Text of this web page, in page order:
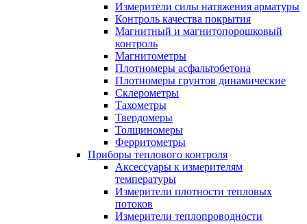
Измерители силы натяжения арматуры
Контроль качества покрытия
Магнитный и магнитопорошковый
контроль
Магнитометры
Плотномеры асфальтобетона
Плотномеры грунтов динамические
Склерометры
Тахометры
Твердомеры
Толщиномеры
Ферритометры
Приборы теплового контроля
Аксессуары к измерителям
температуры
Измерители плотности тепловых
потоков
Измерители теплопроводности